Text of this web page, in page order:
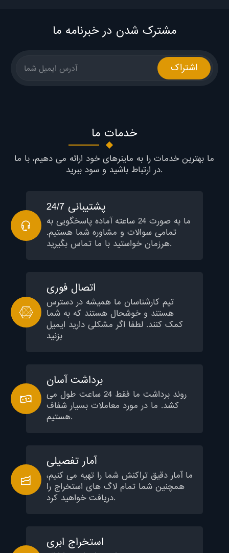
مشترک شدن در خبرنامه ما
اشتراک
خدمات ما
ما بهترین خدمات را به ماینرهای خود ارائه می دهیم، با ما
در ارتباط باشید و سود ببرید.
پشتیبانی 24/7
ما به صورت 24 ساعته آماده پاسخگویی به
تمامی سوالات و مشاوره شما هستیم.
هرزمان خواستید با ما تماس بگیرید.
اتصال فوری
تیم کارشناسان ما همیشه در دسترس
هستند و خوشحال هستند که به شما
کمک کنند. لطفا اگر مشکلی دارید ایمیل
بزنید
برداشت آسان
روند برداشت ما فقط 24 ساعت طول می
کشد. ما در مورد معاملات بسیار شفاف
هستیم.
آمار تفصیلی
ما آمار دقیق تراکنش شما را تهیه می کنیم،
همچنین شما تمام لاگ های استخراج را
دریافت خواهید کرد.
استخراج ابری